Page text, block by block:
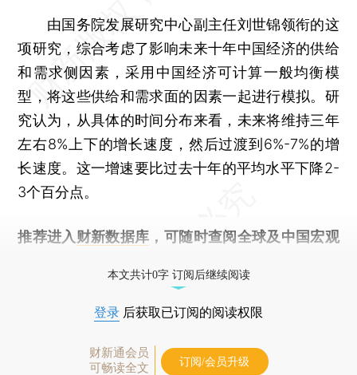
由国务院发展研究中心副主任刘世锦领衔的这
项研究，综合考虑了影响未来十年中国经济的供给
和需求侧因素，采用中国经济可计算一般均衡模
型，将这些供给和需求面的因素一起进行模拟。研
究认为，从具体的时间分布来看，未来将维持三年
左右8%上下的增长速度，然后过渡到6%-7%的增
长速度。这一增速要比过去十年的平均水平下降2-
3个百分点。
推荐进入 财新数据库 ，可随时查阅全球及中国宏观
本文共计0字 订阅后继续阅读
登录 后获取已订阅的阅读权限
财新通会员
可畅读全文
订阅/会员升级